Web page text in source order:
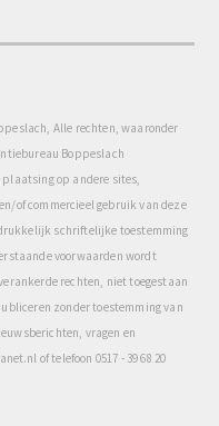
Alle rechten, waaronder
Boppeslach
op andere sites,
of commercieel gebruik van deze
schriftelijke toestemming
voorwaarden wordt
rechten, niet toegestaan
zonder toestemming van
vragen en
of telefoon 0517 - 39 68 20